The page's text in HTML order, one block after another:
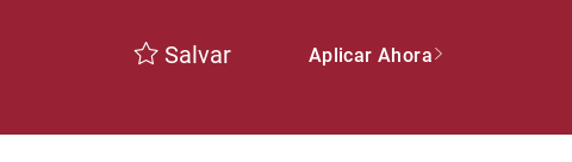
Salvar Aplicar Ahora